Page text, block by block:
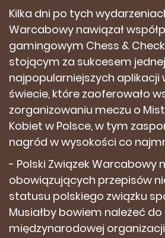
Kilka dni po tych
Warcabowy nawiązał
gamingowym Chess &
stojącym za sukcesem
najpopularniejszych
świecie, które zaoferowało
zorganizowaniu meczu o
Kobiet w Polsce, w tym
nagród w wysokości co
- Polski Związek Warcabowy
obowiązujących przepisów
statusu polskiego związku
Musiałby bowiem należeć do
międzynarodowej